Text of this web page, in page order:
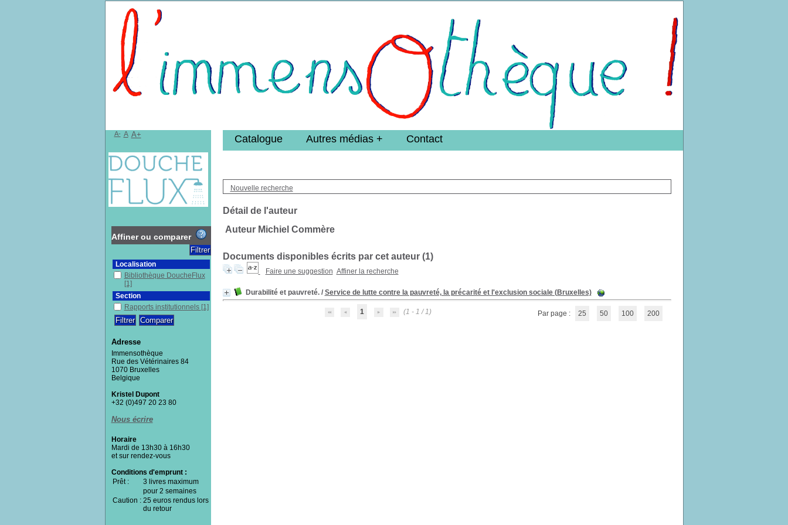
Nouvelle recherche
Détail de l'auteur
Auteur Michiel Commère
Documents disponibles écrits par cet auteur (1)
Faire une suggestion Affiner la recherche
Durabilité et pauvreté./ Service de lutte contre la pauvreté, la précarité et l'exclusion sociale (Bruxelles)
1 (1 - 1 / 1) Par page : 25 50 100 200
Catalogue Autres médias Contact
A- A A+
Affiner ou comparer
Localisation
Bibliothèque DoucheFlux
[1]
Section
Rapports institutionnels [1]
Adresse
Immensothèque
Rue des Vétérinaires 84
1070 Bruxelles
Belgique
Kristel Dupont
+32 (0)497 20 23 80
Nous écrire
Horaire
Mardi de 13h30 à 16h30
et sur rendez-vous
Conditions d'emprunt :
Prêt :
3 livres maximum
pour 2 semaines
Caution : 25 euros rendus lors
du retour